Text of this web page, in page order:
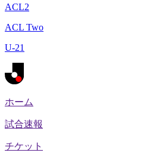
ACL2
ACL Two
U-21
ホーム
試合速報
チケット